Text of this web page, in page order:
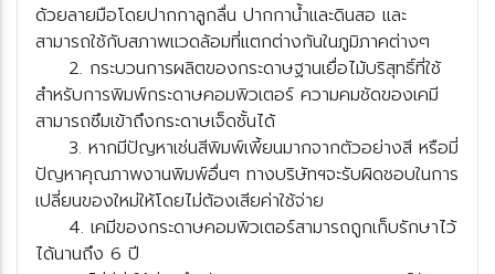
ด้วยลายมือโดยปากกาลูกลื่น ปากกาน้ำและดินสอ และ
สามารถใช้กับสภาพแวดล้อมที่แตกต่างกันในภูมิภาคต่างๆ
2. กระบวนการผลิตของกระดาษฐานเยื่อไม้บริสุทธิ์ที่ใช้
สำหรับการพิมพ์กระดาษคอมพิวเตอร์ ความคมชัดของเคมี
สามารถซึมเข้าถึงกระดาษเจ็ดชั้นได้
3. หากมีปัญหาเช่นสีพิมพ์เพี้ยนมากจากตัวอย่างสี หรือมี่
ปัญหาคุณภาพงานพิมพ์อื่นๆ ทางบริษัทฯจะรับผิดชอบในการ
เปลี่ยนของใหม่ให้โดยไม่ต้องเสียค่าใช้จ่า
4. เคมีของกระดาษคอมพิวเตอร์สามารถถูกเก็บรักษาไว้
ได้นานถึง 6 ปี